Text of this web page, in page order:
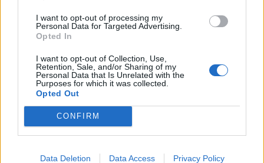
I want to opt-out of processing my
Personal Data for Targeted Advertising.
Opted In
I want to opt-out of Collection, Use,
Retention, Sale, and/or Sharing of my
Personal Data that Is Unrelated with the
Purposes for which it was collected.
Opted Out
CONFIRM
Data Deletion Data Access Privacy Policy
Centro e Chiasso: ecco quando e i
percorsi alternativi